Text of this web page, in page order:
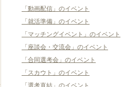
「動画配信」のイベント
「就活準備」のイベント
「マッチングイベント」のイベント
「座談会・交流会」のイベント
「合同選考会」のイベント
「スカウト」のイベント
「選考直結」のイベント